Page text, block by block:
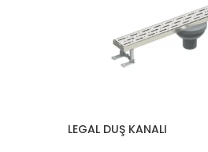
LEGAL DUŞ KANALI